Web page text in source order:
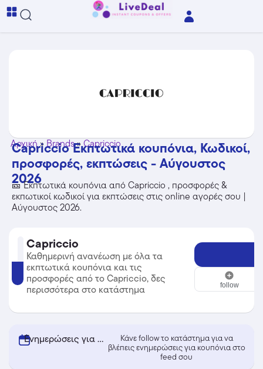
Αρχική»Brands»Capriccio
Capriccio Εκπτωτικά κουπόνια, Κωδικοί,
προσφορές, εκπτώσεις - Αύγουστος
2026
🎫 Εκπτωτικά κουπόνια από Capriccio , προσφορές &
εκπωτικοί κωδικοί για εκπτώσεις στις online αγορές σου |
Αύγουστος 2026.
Capriccio
Capriccio
Καθημερινή ανανέωση με όλα τα
εκπτωτικά κουπόνια και τις
προσφορές από το Capriccio, δες
περισσότερα στο κατάστημα
follow
Ενημερώσεις για κουπόνια από Capriccio
Κάνε follow το κατάστημα για να
βλέπεις ενημερώσεις για κουπόνια στο
feed σου